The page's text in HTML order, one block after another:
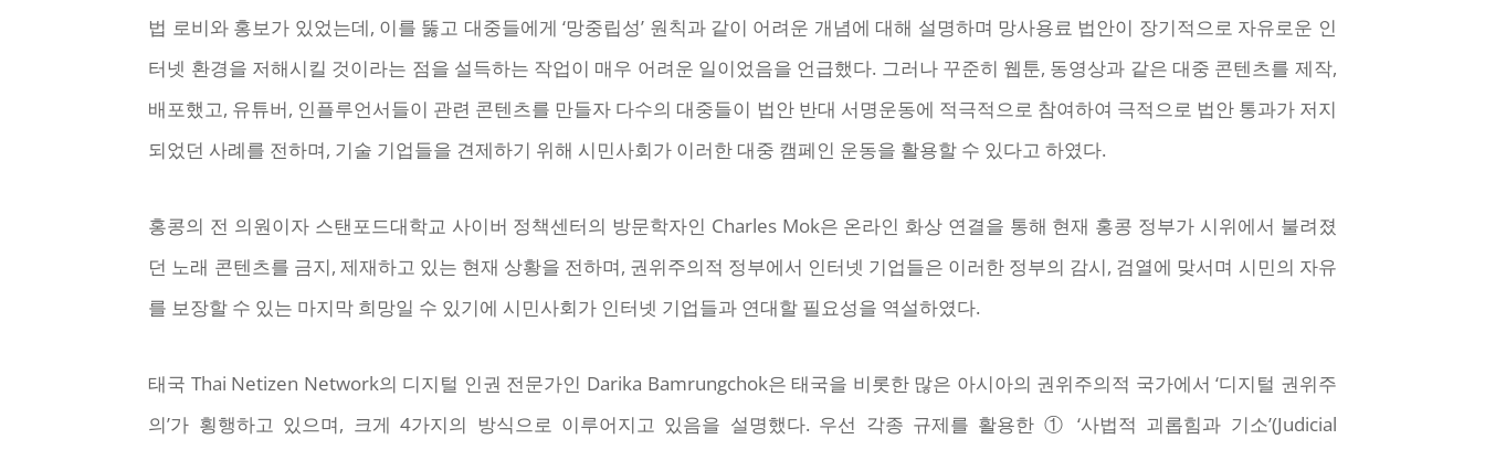
법 로비와 홍보가 있었는데, 이를 뚫고 대중들에게 ‘망중립성’ 원칙과 같이 어려운 개념에 대해 설명하며 망사용료 법안이 장기적으로 자유로운 인
터넷 환경을 저해시킬 것이라는 점을 설득하는 작업이 매우 어려운 일이었음을 언급했다. 그러나 꾸준히 웹툰, 동영상과 같은 대중 콘텐츠를 제작,
배포했고, 유튜버, 인플루언서들이 관련 콘텐츠를 만들자 다수의 대중들이 법안 반대 서명운동에 적극적으로 참여하여 극적으로 법안 통과가 저지
되었던 사례를 전하며, 기술 기업들을 견제하기 위해 시민사회가 이러한 대중 캠페인 운동을 활용할 수 있다고 하였다.
홍콩의 전 의원이자 스탠포드대학교 사이버 정책센터의 방문학자인 Charles Mok은 온라인 화상 연결을 통해 현재 홍콩 정부가 시위에서 불려졌
던 노래 콘텐츠를 금지, 제재하고 있는 현재 상황을 전하며, 권위주의적 정부에서 인터넷 기업들은 이러한 정부의 감시, 검열에 맞서며 시민의 자유
를 보장할 수 있는 마지막 희망일 수 있기에 시민사회가 인터넷 기업들과 연대할 필요성을 역설하였다.
태국 Thai Netizen Network의 디지털 인권 전문가인 Darika Bamrungchok은 태국을 비롯한 많은 아시아의 권위주의적 국가에서 ‘디지털 권위주
의’가 횡행하고 있으며, 크게 4가지의 방식으로 이루어지고 있음을 설명했다. 우선 각종 규제를 활용한 ① ‘사법적 괴롭힘과 기소’(Judicial